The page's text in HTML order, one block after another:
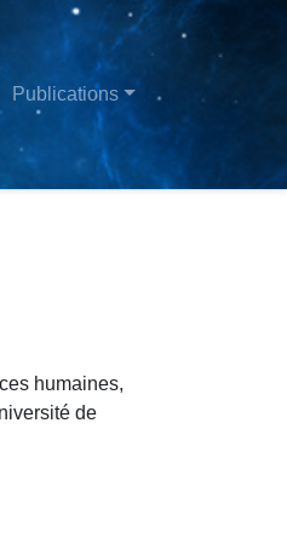
Publications
humaines,
de